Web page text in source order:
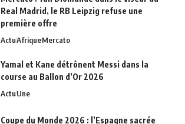
Real Madrid, le RB Leipzig refuse une
première offre
ActuAfriqueMercato
Yamal et Kane détrônent Messi dans la
course au Ballon d’Or 2026
ActuUne
Coupe du Monde 2026 : l’Espagne sacrée